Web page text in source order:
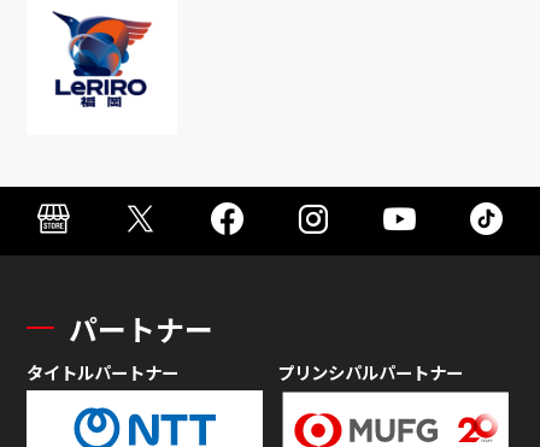
パートナー
タイトルパートナー プリンシパルパートナー